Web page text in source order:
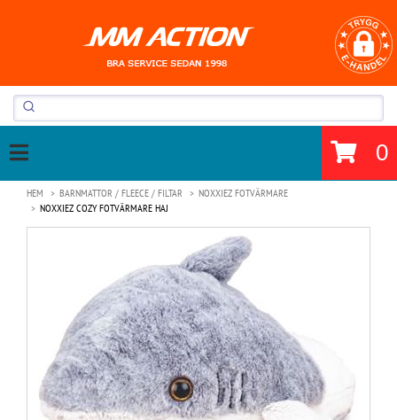
0
HEM BARNMATTOR / FLEECE / FILTAR
NOXXIEZ FOTVÄRMARE
NOXXIEZ COZY FOTVÄRMARE HAJ